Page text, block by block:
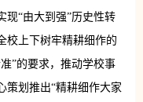
现“由大到强”历史性转
校上下树牢精耕细作的
”的要求，推动学校事
策划推出“精耕细作大家